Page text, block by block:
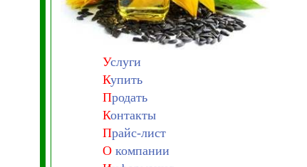
Услуги
Купить
Продать
Контакты
Прайс-лист
Окомпании